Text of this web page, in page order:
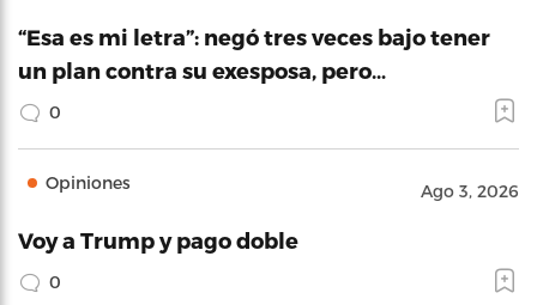
“Esa es mi letra”: negó tres veces bajo tener
un plan contra su exesposa, pero…
0
Opiniones Ago 3, 2026
Voy a Trump y pago doble
0